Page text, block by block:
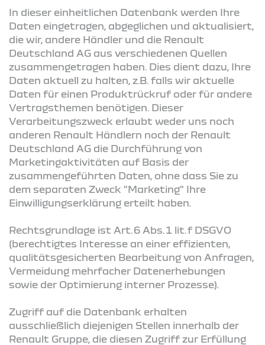
In dieser einheitlichen Datenbank werden Ihre
Daten eingetragen, abgeglichen und aktualisiert,
die wir, andere Händler und die Renault
Deutschland AG aus verschiedenen Quellen
zusammengetragen haben. Dies dient dazu, Ihre
Daten aktuell zu halten, z.B. falls wir aktuelle
Daten für einen Produktrückruf oder für andere
Vertragsthemen benötigen. Dieser
Verarbeitungszweck erlaubt weder uns noch
anderen Renault Händlern noch der Renault
Deutschland AG die Durchführung von
Marketingaktivitäten auf Basis der
zusammengeführten Daten, ohne dass Sie zu
dem separaten Zweck "Marketing" Ihre
Einwilligungserklärung erteilt haben.
Rechtsgrundlage ist Art. 6 Abs. 1 lit. f DSGVO
(berechtigtes Interesse an einer effizienten,
qualitätsgesicherten Bearbeitung von Anfragen,
Vermeidung mehrfacher Datenerhebungen
sowie der Optimierung interner Prozesse).
Zugriff auf die Datenbank erhalten
ausschließlich diejenigen Stellen innerhalb der
Renault Gruppe, die diesen Zugriff zur Erfüllung